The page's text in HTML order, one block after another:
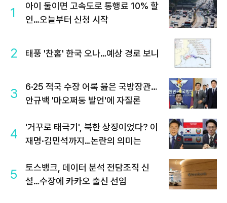
1
아이 둘이면 고속도로 통행료 10% 할
인…오늘부터 신청 시작
2 태풍 '찬홈' 한국 오나…예상 경로 보니
3
6·25 적국 수장 어록 읊은 국방장관…
안규백 '마오쩌둥 발언'에 자질론
4
'거꾸로 태극기', 북한 상징이었다? 이
재명·김민석까지…논란의 의미는
5
토스뱅크, 데이터 분석 전담조직 신
설…수장에 카카오 출신 선임